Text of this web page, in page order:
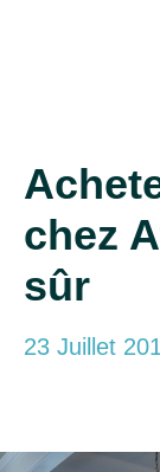
chez
sûr
23 Juillet